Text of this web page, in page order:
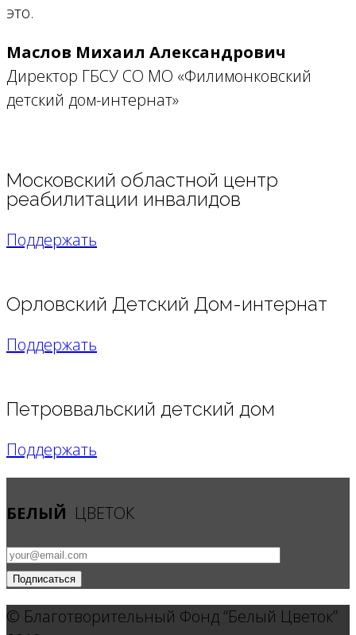
это.
Маслов Михаил Александрович
Директор ГБСУ СО МО «Филимонковский
детский дом-интернат»
Московский областной центр
реабилитации инвалидов
Поддержать
Орловский Детский Дом-интернат
Поддержать
Петроввальский детский дом
Поддержать
БЕЛЫЙ ЦВЕТОК
© Благотворительный Фонд “Белый Цветок”